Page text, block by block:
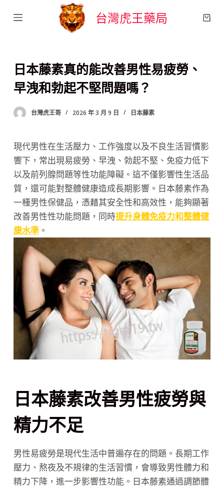
跳
內
容
台灣虎王藥局
日本藤素真的能改善男性易疲勞、
早洩和勃起不堅問題嗎？
台灣虎王哥 2026 年 3 月 9 日 日本藤素
現代男性在生活壓力、工作強度以及不良生活習慣影
響下，常出現易疲勞、早洩、勃起不堅、免疫力低下
以及前列腺問題等性功能障礙。這不僅影響性生活品
質，還可能對整體健康造成長期影響。日本藤素作為
一種男性保健品，憑藉其安全性和高效性，能夠顯著
改善男性性功能問題，同時提升身體免疫力和整體健
康水準。
日本藤素改善男性疲勞與
精力不足
男性易疲勞是現代生活中普遍存在的問題。長期工作
壓力、熬夜及不規律的生活習慣，會導致男性體力和
精力下降，進一步影響性功能。日本藤素通過調節體